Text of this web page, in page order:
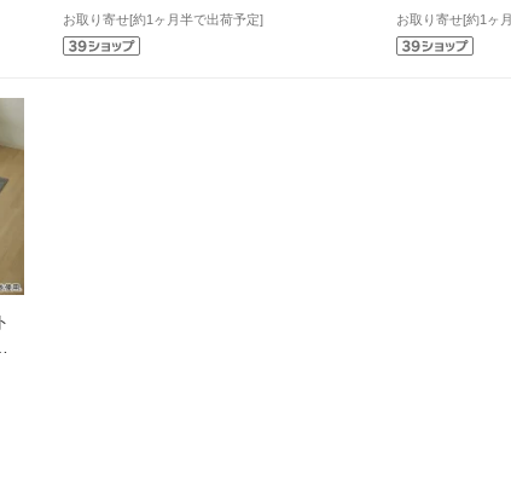
お取り寄せ[約1ヶ月半で出荷予定] お取り寄せ[約1ヶ